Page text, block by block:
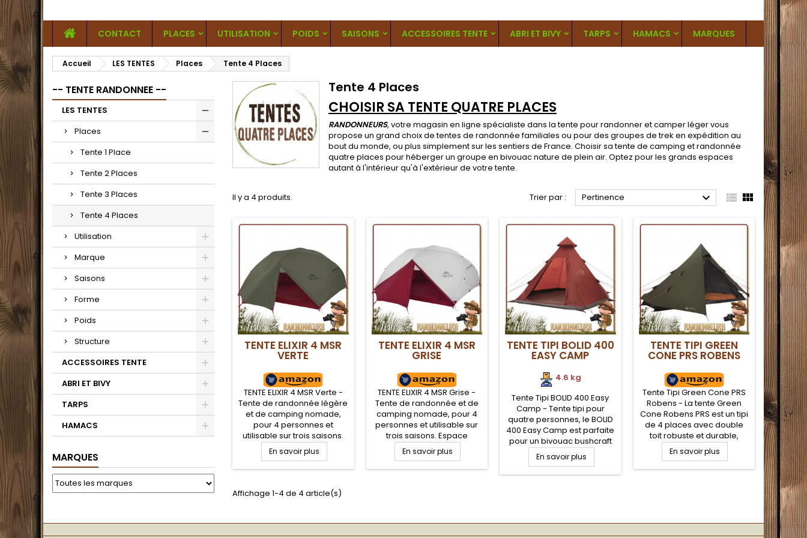
CONTACT PLACES UTILISATION POIDS SAISONS ACCESSOIRES TENTE ABRI ET BIVY TARPS HAMACS MARQUES
Accueil LES TENTES Places Tente 4 Places
-- TENTE RANDONNEE --
LES TENTES
Places
Tente 1 Place
Tente 2 Places
Tente 3 Places
Tente 4 Places
Utilisation
Marque
Saisons
Forme
Poids
Structure
ACCESSOIRES TENTE
ABRI ET BIVY
TARPS
HAMACS
MARQUES
Tente 4 Places
CHOISIR SA TENTE QUATRE PLACES
RANDONNEURS, votre magasin en ligne spécialiste dans latente pour randonneret camper léger vous
propose un grand choix de tentes de randonnée familiales ou pour des groupes de trek en expédition au
bout du monde, ou plus simplement sur les sentiers de France. Choisir sa tente de camping et randonnée
quatre places pour héberger un groupe en bivouac nature de plein air. Optez pour les grands espaces
autant à l'intérieur qu'à l'extérieur de votre tente.
Il y a 4 produits. Trier par : Pertinence   
TENTE ELIXIR 4 MSR
VERTE
TENTE ELIXIR 4 MSR Verte -
Tente de randonnée légère
et de camping nomade,
pour 4 personnes et
utilisable sur trois saisons.
Espace intérieur
confortable et spacieux
avec hauteur sous tente
Bonne protection contre les
intempéries. Une tente MSR
très bon rapport qualité/prix
En savoir plus
TENTE ELIXIR 4 MSR
GRISE
TENTE ELIXIR 4 MSR Grise -
Tente de randonnée et de
camping nomade, pour 4
personnes et utilisable sur
trois saisons. Espace
intérieur confortable et
spacieux avec hauteur sous
tente autoportante MSR de
rapport qualité/prix pour
En savoir plus
TENTE TIPI BOLID 400
EASY CAMP
4.6 kg
Tente Tipi BOLID 400 Easy
Camp - Tente tipi pour
quatre personnes, le BOLID
400 Easy Camp est parfaite
pour un bivouac bushcraft
ou camping en famille ou
entre ami. Au format Tipi, la
Bolid 400 est spacieuse et
mono paroi avec coutures
En savoir plus
TENTE TIPI GREEN
CONE PRS ROBENS
Tente Tipi Green Cone PRS
Robens - La tente Green
Cone Robens PRS est un tipi
de 4 places avec double
toit robuste et durable,
parfaitement adapté au
bivouac bushcraft entre ami
ou en famille. Toile ignifugé
montage grâce à sa
En savoir plus
Affichage 1-4 de 4 article(s)